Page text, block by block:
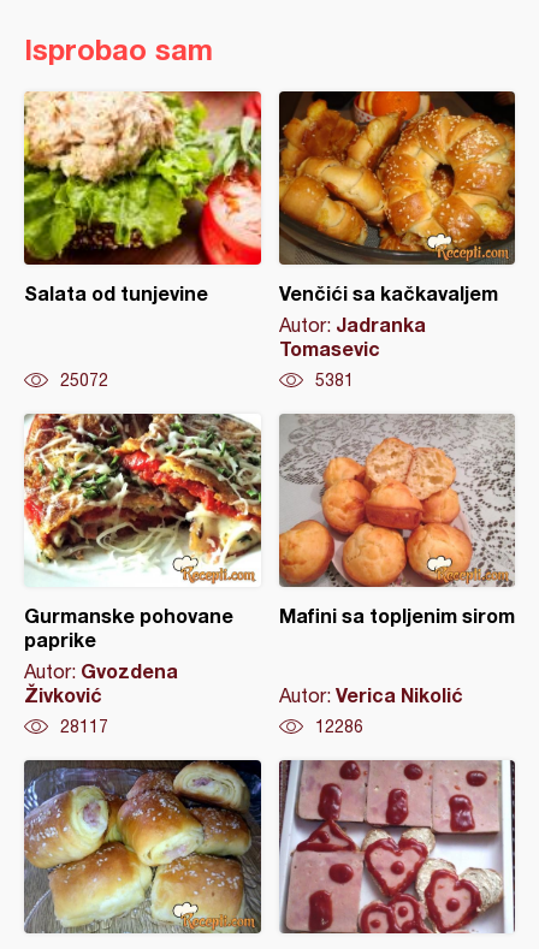
Isprobao sam
Salata od tunjevine
25072
Venčići sa kačkavaljem
Autor: Jadranka
Tomasevic
5381
Gurmanske pohovane
paprike
Autor: Gvozdena
Živković
28117
Mafini sa topljenim sirom
Autor: Verica Nikolić
12286